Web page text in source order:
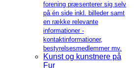
forening præsenterer sig selv
på én side inkl. billeder samt
en række relevante
informationer -
kontaktinformationer,
bestyrelsesmedlemmer mv.
Kunst og kunstnere på
Fur